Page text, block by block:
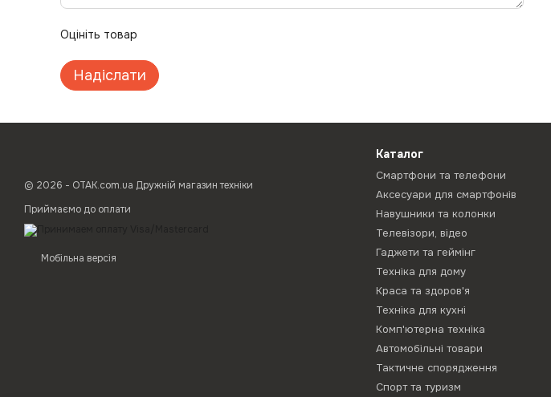
Оцініть товар
Надіслати
© 2026 - ОТАК.com.ua Дружній магазин техніки
Приймаємо до оплати
Мобільна версія
Каталог
Смартфони та телефони
Аксесуари для смартфонів
Навушники та колонки
Телевізори, відео
Гаджети та геймінг
Техніка для дому
Краса та здоров'я
Техніка для кухні
Комп'ютерна техніка
Автомобільні товари
Тактичне спорядження
Спорт та туризм